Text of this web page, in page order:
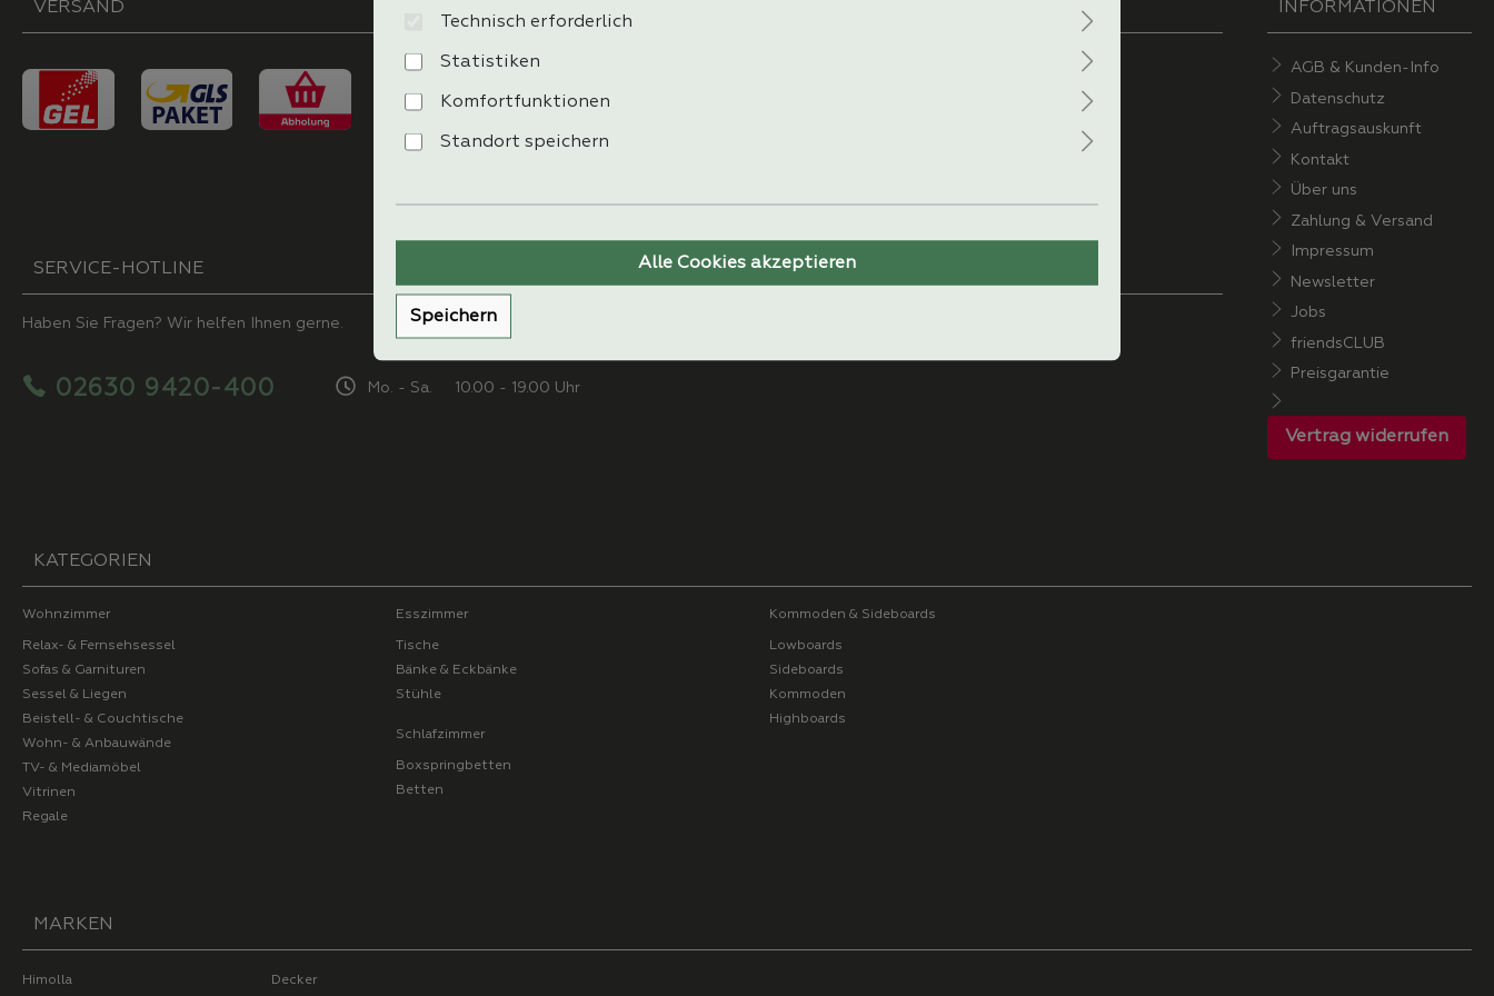
VERSAND
SERVICE-HOTLINE
Haben Sie Fragen? Wir helfen Ihnen gerne.
02630 9420-400 Mo. - Sa. 10.00 - 19.00 Uhr
INFORMATIONEN
AGB & Kunden-Info
Datenschutz
Auftragsauskunft
Kontakt
Über uns
Zahlung & Versand
Impressum
Newsletter
Jobs
friendsCLUB
Preisgarantie
KATEGORIEN
Wohnzimmer
Relax- & Fernsehsessel
Sofas & Garnituren
Sessel & Liegen
Beistell- & Couchtische
Wohn- & Anbauwände
TV- & Mediamöbel
Vitrinen
Regale
Esszimmer
Tische
Bänke & Eckbänke
Stühle
Schlafzimmer
Boxspringbetten
Betten
Kommoden & Sideboards
Lowboards
Sideboards
Kommoden
Highboards
MARKEN
Himolla Decker
Technisch erforderlich
Statistiken
Komfortfunktionen
Standort speichern
Alle Cookies akzeptieren
Speichern